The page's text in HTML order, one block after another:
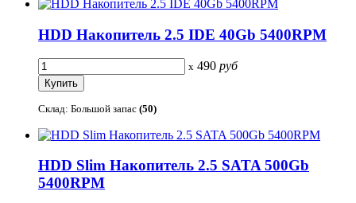
HDD Накопитель 2.5 IDE 40Gb 5400RPM
x 490 руб
Склад: Большой запас (50)
HDD Slim Накопитель 2.5 SATA 500Gb
5400RPM